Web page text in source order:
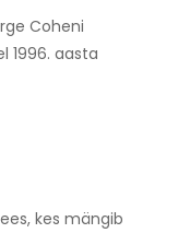
Coheni
1996. aasta
kes mängib